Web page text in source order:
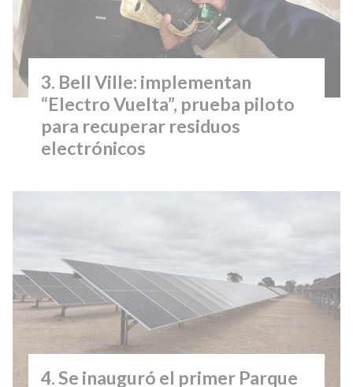
Bell Ville: implementan
“Electro Vuelta”, prueba piloto
para recuperar residuos
electrónicos
Se inauguró el primer Parque